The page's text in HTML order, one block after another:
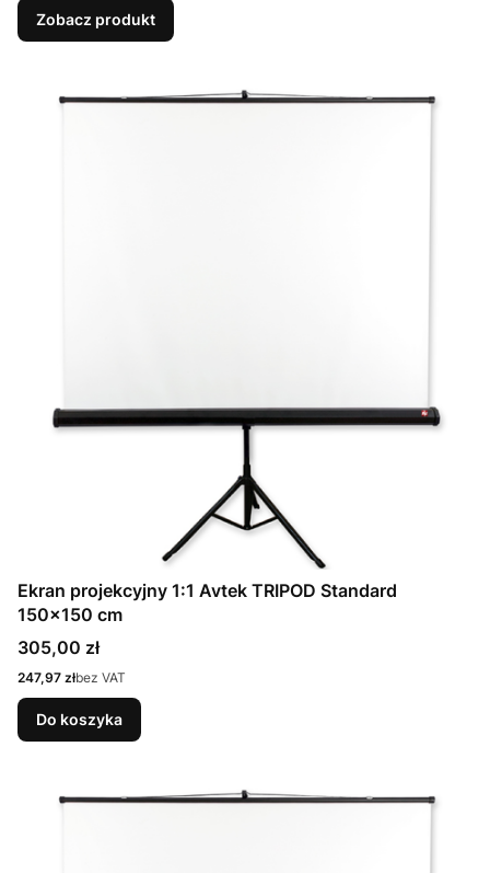
Zobacz produkt
Ekran projekcyjny 1:1 Avtek TRIPOD Standard
150x150 cm
Cena
305,00 zł
Cena
247,97 złbez VAT
Do koszyka